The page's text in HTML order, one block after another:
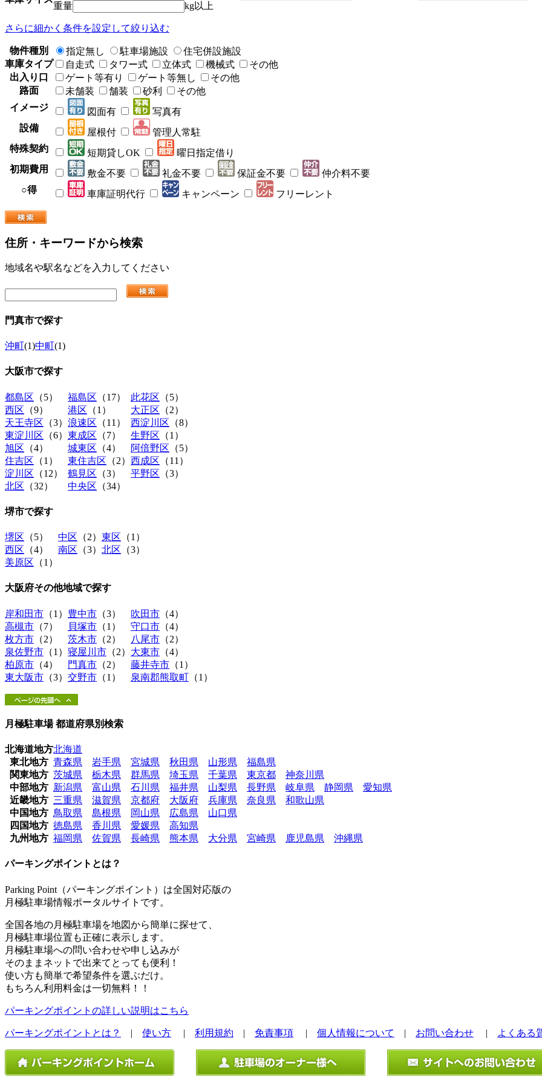
重量
kg以上
さらに細かく条件を設定して絞り込む
物件種別 指定無し 駐車場施設
住宅併設施設
車庫タイプ
自走式 タワー式 立体式 機械式
その他
出入り口
ゲート等有り ゲート等無し
その他
路面
未舗装 舗装 砂利
その他
イメージ
図面有
写真有
設備
屋根付
管理人常駐
特殊契約
短期貸しOK
曜日指定借り
初期費用
敷金不要 礼金不要 保証金不要
仲介料不要
○得
車庫証明代行 キャンペーン フリーレント
住所・キーワードから検索
地域名や駅名などを入力してください
門真市で探す
沖町(1)中町(1)
大阪市で探す
都島区 （5） 福島区 （17） 此花区 （5）
西区 （9） 港区 （1） 大正区 （2）
天王寺区 （3） 浪速区 （11） 西淀川区 （8）
東淀川区 （6） 東成区 （7） 生野区 （1）
旭区 （4） 城東区 （4） 阿倍野区 （5）
住吉区 （1） 東住吉区 （2） 西成区 （11）
淀川区 （12） 鶴見区 （3） 平野区 （3）
北区 （32） 中央区 （34）
堺市で探す
堺区 （5） 中区 （2） 東区 （1）
西区 （4） 南区 （3） 北区 （3）
美原区 （1）
大阪府その他地域で探す
岸和田市 （1） 豊中市 （3） 吹田市 （4）
高槻市 （7） 貝塚市 （1） 守口市 （4）
枚方市 （2） 茨木市 （2） 八尾市 （2）
泉佐野市 （1） 寝屋川市 （2） 大東市 （4）
柏原市 （4） 門真市 （2） 藤井寺市 （1）
東大阪市 （3） 交野市 （1） 泉南郡熊取町 （1）
月極駐車場 都道府県別検索
北海道地方北海道
東北地方 青森県 岩手県 宮城県 秋田県 山形県
福島県
関東地方 茨城県 栃木県 群馬県 埼玉県 千葉県 東京都
神奈川県
中部地方 新潟県 富山県 石川県 福井県 山梨県 長野県 岐阜県 静岡県
愛知県
近畿地方 三重県 滋賀県 京都府 大阪府 兵庫県 奈良県
和歌山県
中国地方 鳥取県 島根県 岡山県 広島県
山口県
四国地方 徳島県 香川県 愛媛県
高知県
九州地方 福岡県 佐賀県 長崎県 熊本県 大分県 宮崎県 鹿児島県 沖縄県
パーキングポイントとは？
Parking Point（パーキングポイント）は全国対応版の
月極駐車場情報ポータルサイトです。
全国各地の月極駐車場を地図から簡単に探せて、
月極駐車場位置も正確に表示します。
月極駐車場への問い合わせや申し込みが
そのままネットで出来てとっても便利！
使い方も簡単で希望条件を選ぶだけ。
もちろん利用料金は一切無料！！
パーキングポイントの詳しい説明はこちら
パーキングポイントとは？ | 使い方 | 利用規約 | 免責事項 | 個人情報について | お問い合わせ | よくある